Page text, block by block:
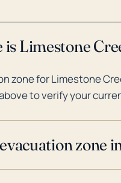
Limestone
zone for Limestone
to verify your
zone